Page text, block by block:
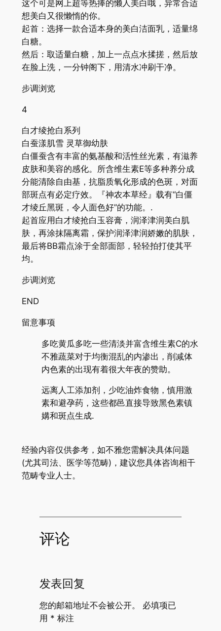
这个可是网上超等热捧的懒人美白哦，异常合适
想美白又很懒惰的你。
起首：选择一款合适本身的美白洁面乳，适量绵
白糖。
然后：取适量白糖，加上一点点水揉搓，然后放
在脸上洗，一分钟阁下，用清水冲刷干净。
步调浏览
4
白才绫抢白系列
白蚕漾肌雪 灵草御幼肤
白僵蚕含有丰富的氨基酸和活性丝光素，有滋养
皮肤和美容的感化。所含维生素E等多种养分成
分能清除自由基，抗脂质氧化形成的色斑，对面
部斑点有必定疗效。『神农本草经』载有“白僵
才绫丘黑斑，令人面色好”的功能。.
起首应用白才绫抢白玉容膏，润泽津润美白肌
肤，再涂抹隔离霜，保护润泽津润娇嫩的肌肤，
最后将BB霜点涂于全部面部，轻轻拍打使其平
均。
步调浏览
END
留意事项
多吃黄瓜多吃一些清淡并富含维生素C的水
不雅蔬菜对于均衡混乱的内渗出，削减体
内色素的出现有着很大年夜的赞助。
远离人工添加剂，少吃油炸食物，慎用激
素和避孕药，这些都邑直接导致黑色素镇
媾和斑点生成.
经验内容仅供参考，如不雅您需解决具体问题
(尤其司法、医学等范畴)，建议您具体咨询相干
范畴专业人士。
评论
发表回复
您的邮箱地址不会被公开。
必填项已
用 * 标注